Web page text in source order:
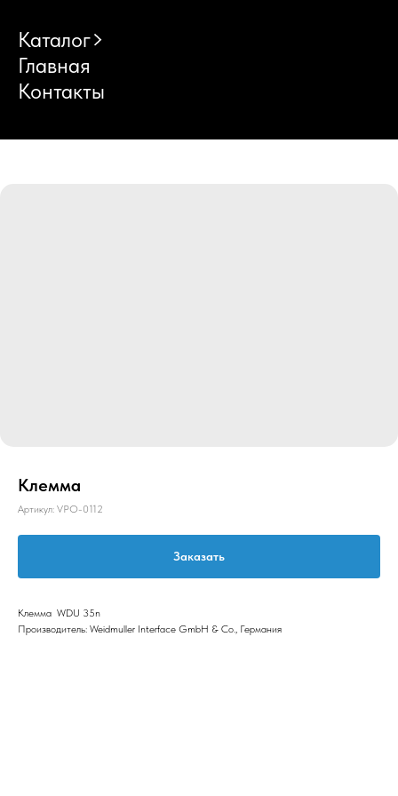
Каталог
Главная
Контакты
Клемма
Артикул: VPO-0112
Заказать
Клемма WDU 35n
Производитель: Weidmuller Interface GmbH & Co., Германия